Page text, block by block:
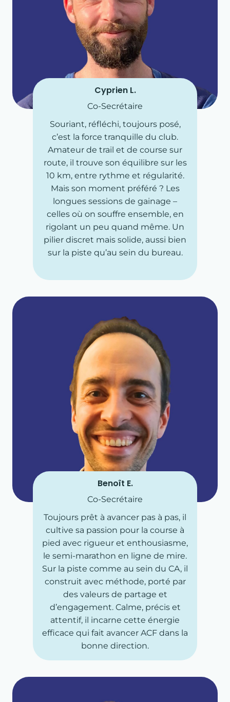
ACCUEIL
À PROPOS
HISTOIRE ET VALEURS
L'ÉQUIPE
NOS PARTENAIRES
COURSE À PIED
TRIATHLON
TRIATHLON SUPER SPRINT PARIS 19
NOS ACTUS
LES RÉCITS DE COURSE
Cyprien L.
Co-Secrétaire
Souriant, réfléchi, toujours posé,
c’est la force tranquille du club.
Amateur de trail et de course sur
route, il trouve son équilibre sur les
10 km, entre rythme et régularité.
Mais son moment préféré ? Les
longues sessions de gainage –
celles où on souffre ensemble, en
rigolant un peu quand même. Un
pilier discret mais solide, aussi bien
sur la piste qu’au sein du bureau.
Benoît E.
Co-Secrétaire
Toujours prêt à avancer pas à pas, il
cultive sa passion pour la course à
pied avec rigueur et enthousiasme,
le semi-marathon en ligne de mire.
Sur la piste comme au sein du CA, il
construit avec méthode, porté par
des valeurs de partage et
d’engagement. Calme, précis et
attentif, il incarne cette énergie
efficace qui fait avancer ACF dans la
bonne direction.